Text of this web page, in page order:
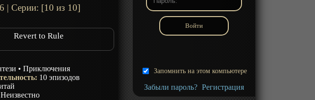
| Серии: [10 из 10]
Revert to Rule
•Приключения
10 эпизодов
Неизвестно
Запомнить на этом компьютере
Забыли пароль? Регистрация